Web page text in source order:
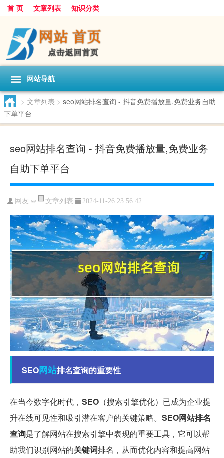
首 页 文章列表 知识分类
网站导航
> 文章列表 > seo网站排名查询 - 抖音免费播放量,免费业务自助
下单平台
seo网站排名查询 - 抖音免费播放量,免费业务
自助下单平台
网友:se 文章列表 2024-11-26 23:56:42
SEO网站排名查询的重要性
在当今数字化时代， SEO （搜索引擎优化）已成为企业提
升在线可见性和吸引潜在客户的关键策略。 SEO网站排名
查询是了解网站在搜索引擎中表现的重要工具，它可以帮
助我们识别网站的关键词排名，从而优化内容和提高网站